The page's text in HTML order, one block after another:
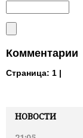
НОВОСТИ
Комментарии
Страница: 1 |